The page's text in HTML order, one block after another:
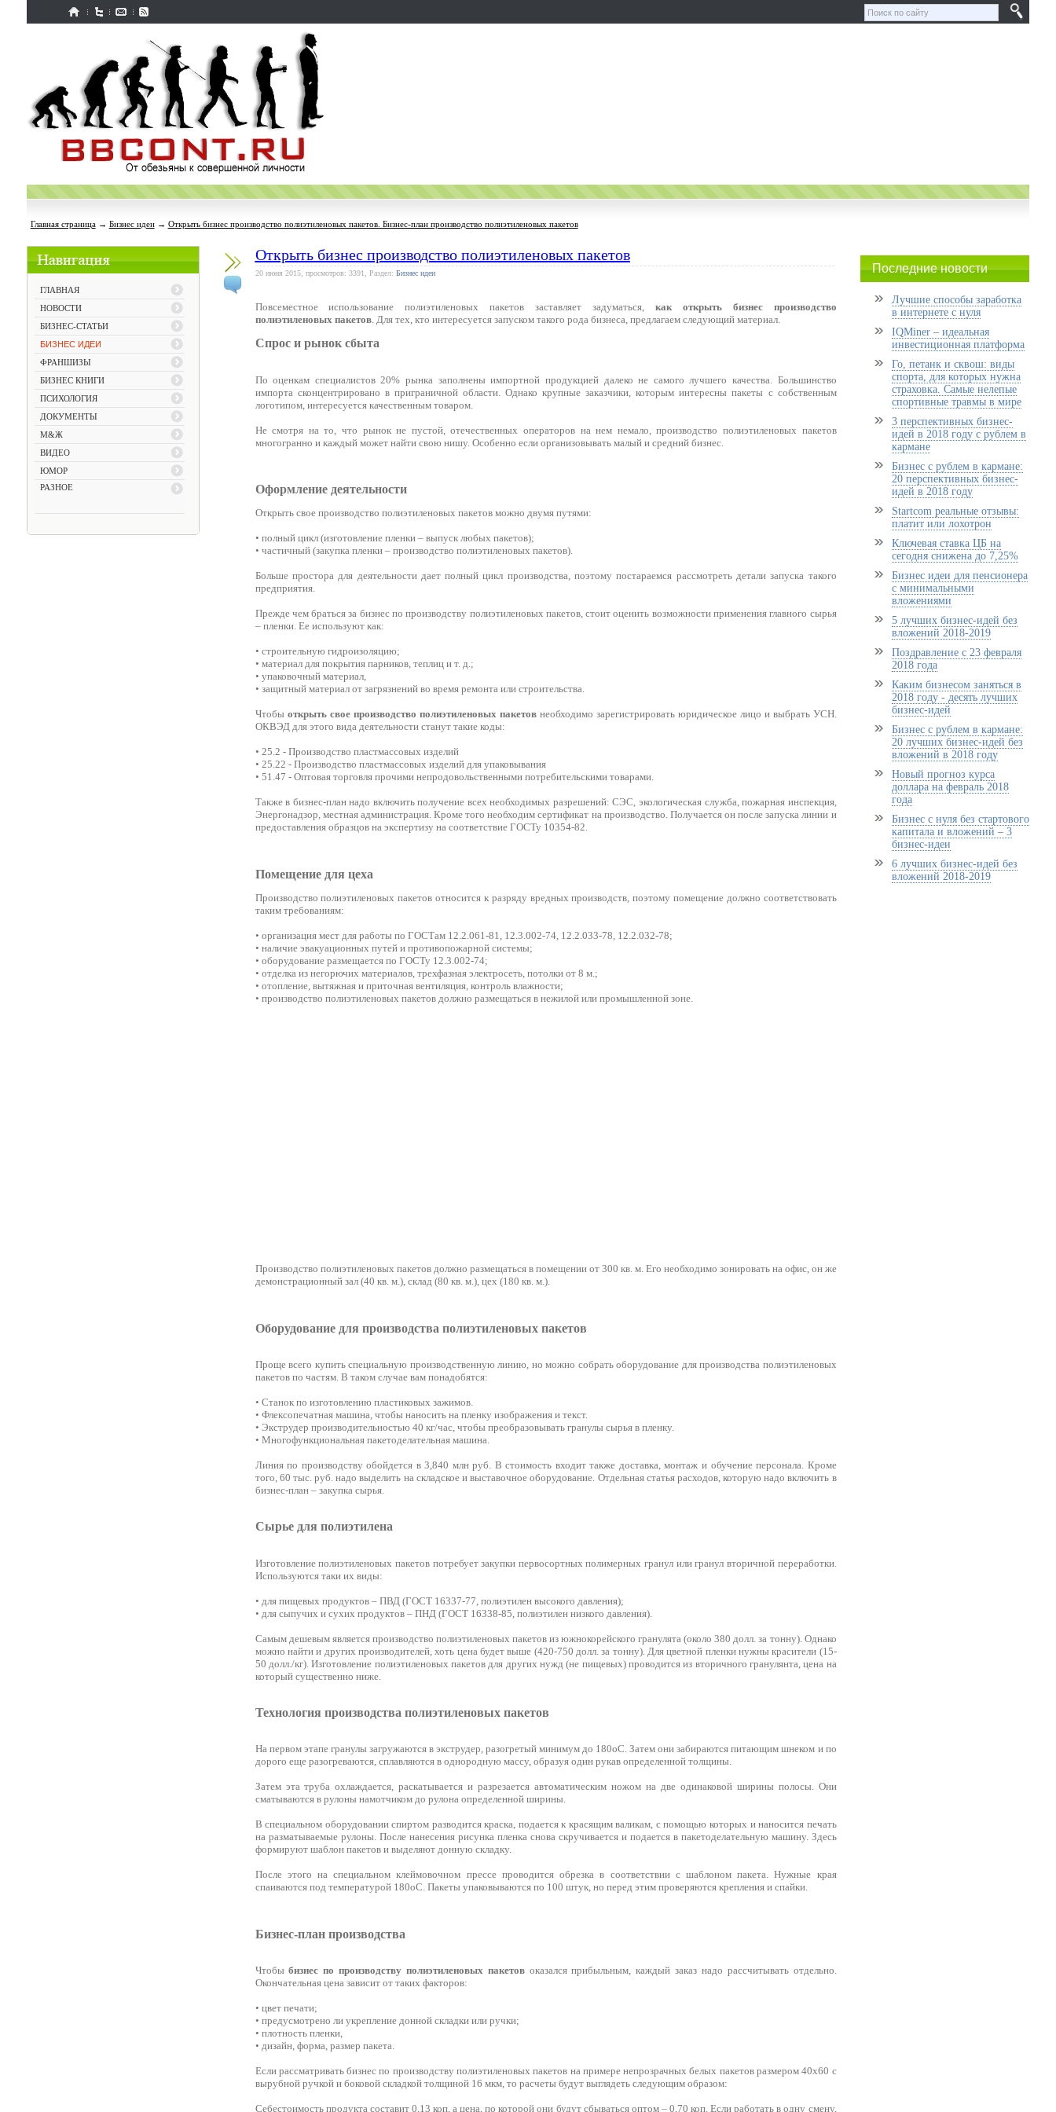
Главная страница→ Бизнес идеи→ Открыть бизнес производство полиэтиленовых пакетов. Бизнес-план производство полиэтиленовых пакетов
ГЛАВНАЯ
НОВОСТИ
БИЗНЕС-СТАТЬИ
БИЗНЕС ИДЕИ
ФРАНШИЗЫ
БИЗНЕС КНИГИ
ПСИХОЛОГИЯ
ДОКУМЕНТЫ
М&Ж
ВИДЕО
ЮМОР
РАЗНОЕ
Открыть бизнес производство полиэтиленовых пакетов
20 июня 2015, просмотров: 3391, Раздел: Бизнес идеи
Повсеместное использование полиэтиленовых пакетов заставляет задуматься, как открыть бизнес производство
полиэтиленовых пакетов. Для тех, кто интересуется запуском такого рода бизнеса, предлагаем следующий материал.
Спрос и рынок сбыта
По оценкам специалистов 20% рынка заполнены импортной продукцией далеко не самого лучшего качества. Большинство
импорта сконцентрировано в приграничной области. Однако крупные заказчики, которым интересны пакеты с собственным
логотипом, интересуется качественным товаром.
Не смотря на то, что рынок не пустой, отечественных операторов на нем немало, производство полиэтиленовых пакетов
многогранно и каждый может найти свою нишу. Особенно если организовывать малый и средний бизнес.
Оформление деятельности
Открыть свое производство полиэтиленовых пакетов можно двумя путями:
• полный цикл (изготовление пленки – выпуск любых пакетов);
• частичный (закупка пленки – производство полиэтиленовых пакетов).
Больше простора для деятельности дает полный цикл производства, поэтому постараемся рассмотреть детали запуска такого
предприятия.
Прежде чем браться за бизнес по производству полиэтиленовых пакетов, стоит оценить возможности применения главного сырья
– пленки. Ее используют как:
• строительную гидроизоляцию;
• материал для покрытия парников, теплиц и т. д.;
• упаковочный материал,
• защитный материал от загрязнений во время ремонта или строительства.
Чтобы открыть свое производство полиэтиленовых пакетовнеобходимо зарегистрировать юридическое лицо и выбрать УСН.
ОКВЭД для этого вида деятельности станут такие коды:
• 25.2 - Производство пластмассовых изделий
• 25.22 - Производство пластмассовых изделий для упаковывания
• 51.47 - Оптовая торговля прочими непродовольственными потребительскими товарами.
Также в бизнес-план надо включить получение всех необходимых разрешений: СЭС, экологическая служба, пожарная инспекция,
Энергонадзор, местная администрация. Кроме того необходим сертификат на производство. Получается он после запуска линии и
предоставления образцов на экспертизу на соответствие ГОСТу 10354-82.
Помещение для цеха
Производство полиэтиленовых пакетов относится к разряду вредных производств, поэтому помещение должно соответствовать
таким требованиям:
• организация мест для работы по ГОСТам 12.2.061-81, 12.3.002-74, 12.2.033-78, 12.2.032-78;
• наличие эвакуационных путей и противопожарной системы;
• оборудование размещается по ГОСТу 12.3.002-74;
• отделка из негорючих материалов, трехфазная электросеть, потолки от 8 м.;
• отопление, вытяжная и приточная вентиляция, контроль влажности;
• производство полиэтиленовых пакетов должно размещаться в нежилой или промышленной зоне.
Производство полиэтиленовых пакетов должно размещаться в помещении от 300 кв. м. Его необходимо зонировать на офис, он же
демонстрационный зал (40 кв. м.), склад (80 кв. м.), цех (180 кв. м.).
Оборудование для производства полиэтиленовых пакетов
Проще всего купить специальную производственную линию, но можно собрать оборудование для производства полиэтиленовых
пакетов по частям. В таком случае вам понадобятся:
• Станок по изготовлению пластиковых зажимов.
• Флексопечатная машина, чтобы наносить на пленку изображения и текст.
• Экструдер производительностью 40 кг/час, чтобы преобразовывать гранулы сырья в пленку.
• Многофункциональная пакетоделательная машина.
Линия по производству обойдется в 3,840 млн руб. В стоимость входит также доставка, монтаж и обучение персонала. Кроме
того, 60 тыс. руб. надо выделить на складское и выставочное оборудование. Отдельная статья расходов, которую надо включить в
бизнес-план – закупка сырья.
Сырье для полиэтилена
Изготовление полиэтиленовых пакетов потребует закупки первосортных полимерных гранул или гранул вторичной переработки.
Используются таки их виды:
• для пищевых продуктов – ПВД (ГОСТ 16337-77, полиэтилен высокого давления);
• для сыпучих и сухих продуктов – ПНД (ГОСТ 16338-85, полиэтилен низкого давления).
Самым дешевым является производство полиэтиленовых пакетов из южнокорейского гранулята (около 380 долл. за тонну). Однако
можно найти и других производителей, хоть цена будет выше (420-750 долл. за тонну). Для цветной пленки нужны красители (15-
50 долл./кг). Изготовление полиэтиленовых пакетов для других нужд (не пищевых) проводится из вторичного гранулянта, цена на
который существенно ниже.
Технология производства полиэтиленовых пакетов
На первом этапе гранулы загружаются в экструдер, разогретый минимум до 180оС. Затем они забираются питающим шнеком и по
дорого еще разогреваются, сплавляются в однородную массу, образуя один рукав определенной толщины.
Затем эта труба охлаждается, раскатывается и разрезается автоматическим ножом на две одинаковой ширины полосы. Они
сматываются в рулоны намотчиком до рулона определенной ширины.
В специальном оборудовании спиртом разводится краска, подается к красящим валикам, с помощью которых и наносится печать
на разматываемые рулоны. После нанесения рисунка пленка снова скручивается и подается в пакетоделательную машину. Здесь
формируют шаблон пакетов и выделяют донную складку.
После этого на специальном клеймовочном прессе проводится обрезка в соответствии с шаблоном пакета. Нужные края
спаиваются под температурой 180оС. Пакеты упаковываются по 100 штук, но перед этим проверяются крепления и спайки.
Бизнес-план производства
Чтобыбизнес по производству полиэтиленовых пакетовоказался прибыльным, каждый заказ надо рассчитывать отдельно.
Окончательная цена зависит от таких факторов:
• цвет печати;
• предусмотрено ли укрепление донной складки или ручки;
• плотность пленки,
• дизайн, форма, размер пакета.
Если рассматривать бизнес по производству полиэтиленовых пакетов на примере непрозрачных белых пакетов размером 40х60 с
вырубной ручкой и боковой складкой толщиной 16 мкм, то расчеты будут выглядеть следующим образом:
Себестоимость продукта составит 0,13 коп, а цена, по которой они будут сбываться оптом – 0,70 коп. Если работать в одну смену,
Последние новости
Лучшие способы заработка
в интернете с нуля
IQMiner – идеальная
инвестиционная платформа
Го, петанк и сквош: виды
спорта, для которых нужна
страховка. Самые нелепые
спортивные травмы в мире
3 перспективных бизнес-
идей в 2018 году с рублем в
кармане
Бизнес с рублем в кармане:
20 перспективных бизнес-
идей в 2018 году
Startcom реальные отзывы:
платит или лохотрон
Ключевая ставка ЦБ на
сегодня снижена до 7,25%
Бизнес идеи для пенсионера
с минимальными
вложениями
5 лучших бизнес-идей без
вложений 2018-2019
Поздравление с 23 февраля
2018 года
Каким бизнесом заняться в
2018 году - десять лучших
бизнес-идей
Бизнес с рублем в кармане:
20 лучших бизнес-идей без
вложений в 2018 году
Новый прогноз курса
доллара на февраль 2018
года
Бизнес с нуля без стартового
капитала и вложений – 3
бизнес-идеи
6 лучших бизнес-идей без
вложений 2018-2019